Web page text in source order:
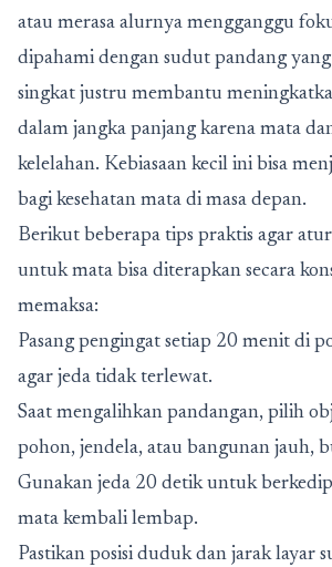
atau merasa alurnya mengganggu
dipahami dengan sudut pandang
singkat justru membantu
dalam jangka panjang karena mata
kelelahan. Kebiasaan kecil ini bisa
bagi kesehatan mata di masa depan.
Berikut beberapa tips praktis agar
untuk mata bisa diterapkan secara
memaksa:
Pasang pengingat setiap 20 menit di
agar jeda tidak terlewat.
Saat mengalihkan pandangan, pilih
pohon, jendela, atau bangunan jauh,
Gunakan jeda 20 detik untuk
mata kembali lembap.
Pastikan posisi duduk dan jarak layar